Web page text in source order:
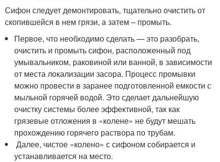
Сифон следует демонтировать, тщательно очистить от
скопившейся в нем грязи, а затем – промыть.
Первое, что необходимо сделать — это разобрать,
очистить и промыть сифон, расположенный под
умывальником, раковиной или ванной, в зависимости
от места локализации засора. Процесс промывки
можно провести в заранее подготовленной емкости с
мыльной горячей водой. Это сделает дальнейшую
очистку системы более эффективной, так как
грязевые отложения в «колене» не будут мешать
прохождению горячего раствора по трубам.
Далее, чистое «колено» с сифоном собирается и
устанавливается на место.